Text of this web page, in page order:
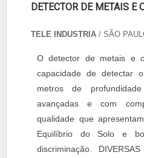
DETECTOR DE METAIS E
TELE INDUSTRIA / SÃO
O detector de metais e
capacidade de detectar
metros de
avançadas e com
qualidade que
Equilíbrio do Solo e
discriminação.